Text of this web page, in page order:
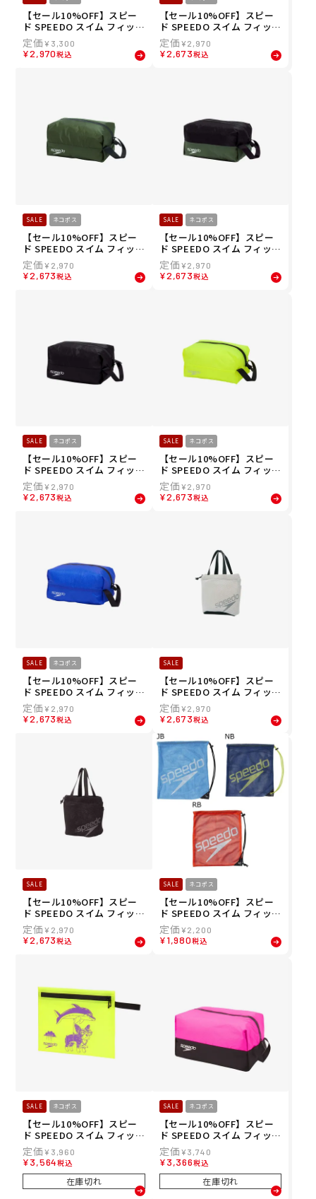
【セール10%OFF】スピー
ド SPEEDO スイム フィット
ネス 競泳 鞄 バッグ ポーチ
ウォーター プルーフ エム W
ater Proof M SE22511-BB
¥ 3,300
¥2,970税込
【セール10%OFF】スピー
ド SPEEDO スイム フィット
ネス 競泳 鞄 バッグ ポーチ
ウォーター プルーフ エス W
ater Proof S SE22510-WK
¥2,970
¥2,673税込
SALE ネコポス
【セール10%OFF】スピー
ド SPEEDO スイム フィット
ネス 競泳 鞄 バッグ ポーチ
ウォーター プルーフ エス W
ater Proof S SE22510-SK
¥ 2,970
¥2,673税込
SALE ネコポス
【セール10%OFF】スピー
ド SPEEDO スイム フィット
ネス 競泳 鞄 バッグ ポーチ
ウォーター プルーフ エス W
ater Proof S SE22510-KH
¥2,970
¥2,673税込
SALE ネコポス
【セール10%OFF】スピー
ド SPEEDO スイム フィット
ネス 競泳 鞄 バッグ ポーチ
ウォーター プルーフ エス W
ater Proof S SE22510-K
¥ 2,970
¥2,673税込
SALE ネコポス
【セール10%OFF】スピー
ド SPEEDO スイム フィット
ネス 競泳 鞄 バッグ ポーチ
ウォーター プルーフ エス W
ater Proof S SE22510-FY
¥2,970
¥2,673税込
SALE ネコポス
【セール10%OFF】スピー
ド SPEEDO スイム フィット
ネス 競泳 鞄 バッグ ポーチ
ウォーター プルーフ エス W
ater Proof S SE22510-BB
¥ 2,970
¥2,673税込
SALE
【セール10%OFF】スピー
ド SPEEDO スイム フィット
ネス 競泳 鞄 メッシュバッグ
スパバッグ SpaBag SE224
60-LG
¥2,970
¥2,673税込
SALE
【セール10%OFF】スピー
ド SPEEDO スイム フィット
ネス 競泳 鞄 メッシュバッグ
スパバッグ SpaBag SE224
60-K
¥ 2,970
¥2,673税込
SALE ネコポス
【セール10%OFF】スピー
ド SPEEDO スイム フィット
ネス 競泳 鞄 バッグ ポーチ
メッシュ バッグ (M) SD96B
07
¥2,200
¥1,980税込
SALE ネコポス
【セール10%OFF】スピー
ド SPEEDO スイム フィット
ネス 競泳 鞄 バッグ ポーチ
モルガ ウォータープルーフ
フラット ポーチ MULGA WA
TER PROOF FLAT POUCH
SE22651MU-FY
¥ 3,960
¥3,564税込
在庫切れ
SALE ネコポス
【セール10%OFF】スピー
ド SPEEDO スイム フィット
ネス 競泳 鞄 バッグ ポーチ
ウォーター プルーフ エル W
ATER PROOF L SE22512-P
¥3,740
¥3,366税込
在庫切れ